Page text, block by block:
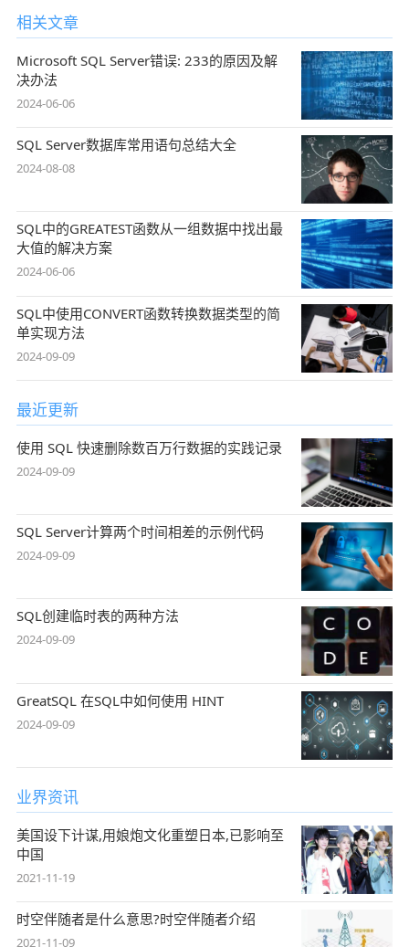
相关文章
Microsoft SQL Server错误: 233的原因及解
决办法
2024-06-06
SQL Server数据库常用语句总结大全
2024-08-08
SQL中的GREATEST函数从一组数据中找出最
大值的解决方案
2024-06-06
SQL中使用CONVERT函数转换数据类型的简
单实现方法
2024-09-09
最近更新
使用 SQL 快速删除数百万行数据的实践记录
2024-09-09
SQL Server计算两个时间相差的示例代码
2024-09-09
SQL创建临时表的两种方法
2024-09-09
GreatSQL 在SQL中如何使用 HINT
2024-09-09
业界资讯
美国设下计谋,用娘炮文化重塑日本,已影响至
中国
2021-11-19
时空伴随者是什么意思?时空伴随者介绍
2021-11-09